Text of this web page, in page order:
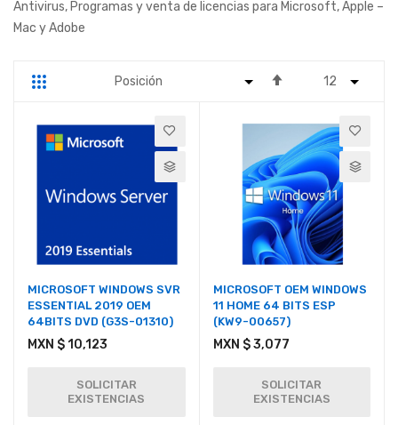
Antivirus, Programas y venta de licencias para Microsoft, Apple –
Mac y Adobe
Parrilla
MICROSOFT WINDOWS SVR
ESSENTIAL 2019 OEM
64BITS DVD (G3S-01310)
MXN $ 10,123
SOLICITAR
EXISTENCIAS
MICROSOFT OEM WINDOWS
11 HOME 64 BITS ESP
(KW9-00657)
MXN $ 3,077
SOLICITAR
EXISTENCIAS